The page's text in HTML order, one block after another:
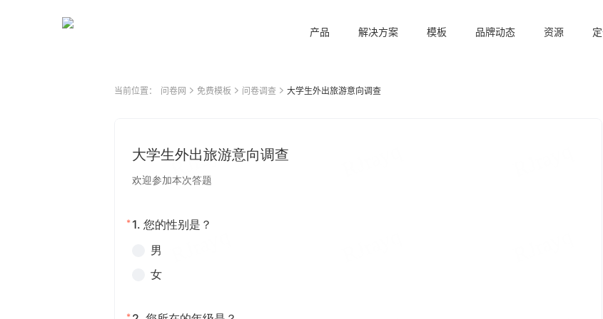
产品 解决方案 模板 品牌动态 资源
当前位置： 问卷网 免费模板 问卷调查 大学生外出旅游意向调查